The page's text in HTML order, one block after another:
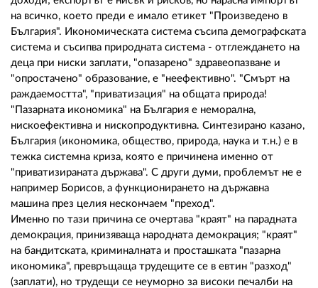
на всичко, което преди е имало етикет "Произведено в
България". Икономическата система съсипа демографската
система и съсипва природната система - отглеждането на
деца при ниски заплати, "опазарено" здравеопазване и
"опростачено" образование, е "неефективно". "Смърт на
раждаемостта", "приватизация" на общата природа!
"Пазарната икономика" на България е неморална,
нискоефективна и нископродуктивна. Синтезирано казано,
България (икономика, общество, природа, наука и т.н.) е в
тежка системна криза, която е причинена именно от
"приватизираната държава". С други думи, проблемът не е
например Борисов, а функционирането на държавна
машина през целия нескончаем "преход".
Именно по тази причина се очертава "краят" на парадната
демокрация, принизяваща народната демокрация; "краят"
на бандитската, криминалната и просташката "пазарна
икономика", превръщаща трудещите се в евтин "разход"
(заплати), но трудещи се неуморно за високи печалби на